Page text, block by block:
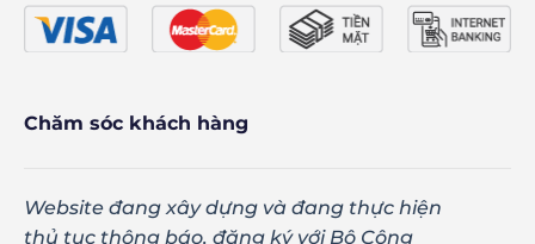
Chăm sóc khách hàng
Website đang xây dựng và đang thực hiện
thủ tục thông báo, đăng ký với Bộ Công